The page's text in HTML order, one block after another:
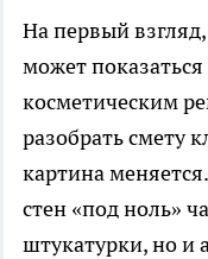
На первый
может
косметическим
разобрать смету
картина
стен «под ноль»
штукатурки, но и